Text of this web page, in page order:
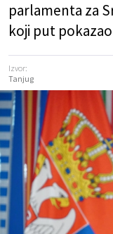
parlamenta za
koji put
Izvor:
Tanjug